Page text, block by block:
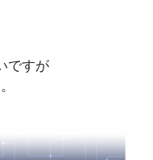
ですが